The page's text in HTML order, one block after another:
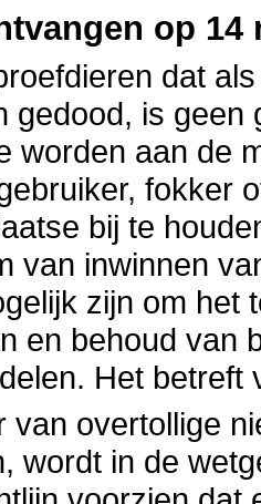
op 14
dat
gedood, is
worden aan de
fokker
bij te
van inwinnen
zijn om het
en behoud van
Het
van overtollige
wordt in de